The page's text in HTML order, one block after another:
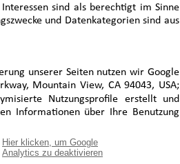
Hier klicken, um Google
Analytics zu deaktivieren
sind als berechtigt im Sinne
und Datenkategorien sind aus
unserer Seiten nutzen wir Google
Mountain View, CA 94043, USA;
Nutzungsprofile erstellt und
Informationen über Ihre Benutzung